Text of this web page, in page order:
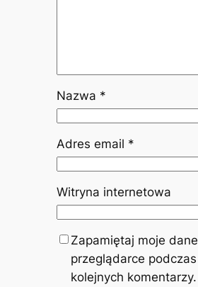
Nazwa *
Adres email *
Witryna internetowa
Zapamiętaj moje
przeglądarce
kolejnych komentarzy.